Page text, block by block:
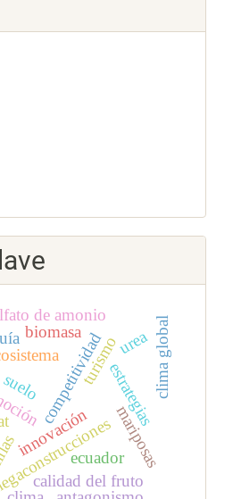
turismo
competitividadestrategias
innovación
de amonio
urea
calidad del fruto
clima global
ecuadormariposas
suelo
biomasa